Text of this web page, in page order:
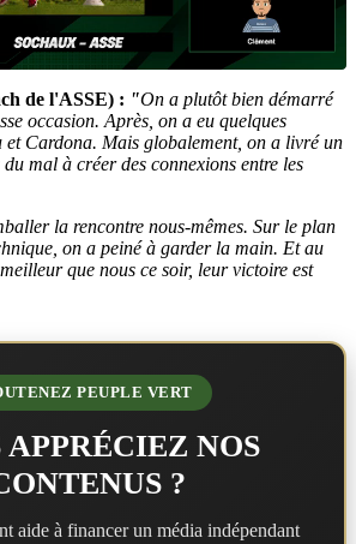
de l'ASSE) : "On a plutôt bien démarré
occasion. Après, on a eu quelques
et Cardona. Mais globalement, on a livré un
mal à créer des connexions entre les
la rencontre nous-mêmes. Sur le plan
on a peiné à garder la main. Et au
que nous ce soir, leur victoire est
PEUPLE VERT
APPRÉCIEZ NOS
?
aide à financer un média indépendant